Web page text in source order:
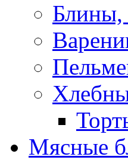
Блины,
Мясные